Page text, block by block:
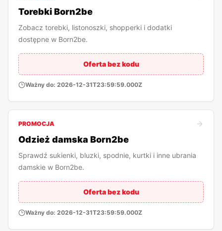
Torebki Born2be
Zobacz torebki, listonoszki, shopperki i dodatki
dostępne w Born2be.
Oferta bez kodu
Ważny do: 2026-12-31T23:59:59.000Z
PROMOCJA
Odzież damska Born2be
Sprawdź sukienki, bluzki, spodnie, kurtki i inne ubrania
damskie w Born2be.
Oferta bez kodu
Ważny do: 2026-12-31T23:59:59.000Z